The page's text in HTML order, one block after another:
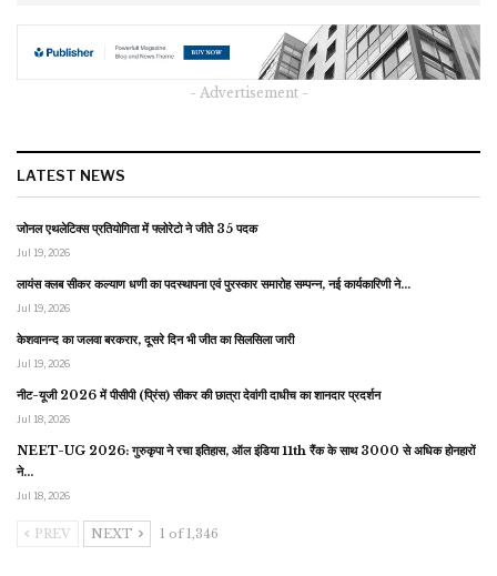
- Advertisement -
LATEST NEWS
जोनल एथलेटिक्स प्रतियोगिता में फ्लोरेटो ने जीते 35 पदक
Jul 19, 2026
लायंस क्लब सीकर कल्याण धणी का पदस्थापना एवं पुरस्कार समारोह सम्पन्न, नई कार्यकारिणी ने…
Jul 19, 2026
केशवानन्द का जलवा बरकरार, दूसरे दिन भी जीत का सिलसिला जारी
Jul 19, 2026
नीट-यूजी 2026 में पीसीपी (प्रिंस) सीकर की छात्रा देवांगी दाधीच का शानदार प्रदर्शन
Jul 18, 2026
NEET-UG 2026: गुरुकृपा ने रचा इतिहास, ऑल इंडिया 11th रैंक के साथ 3000 से अधिक होनहारों
ने…
Jul 18, 2026
PREV NEXT 1 of 1,346